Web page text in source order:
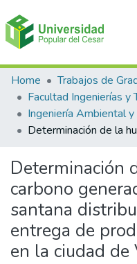
Communities &
All of DSpace
Statistics
Home
Determinación
carbono
santana
entrega de
en la ciudad de